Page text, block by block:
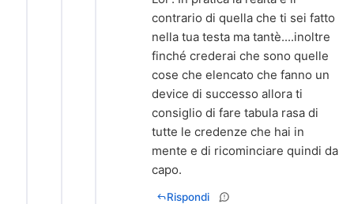
contrario di quella che ti sei fatto
nella tua testa ma tantè....inoltre
finché crederai che sono quelle
cose che elencato che fanno un
device di successo allora ti
consiglio di fare tabula rasa di
tutte le credenze che hai in
mente e di ricominciare quindi da
capo.
Rispondi